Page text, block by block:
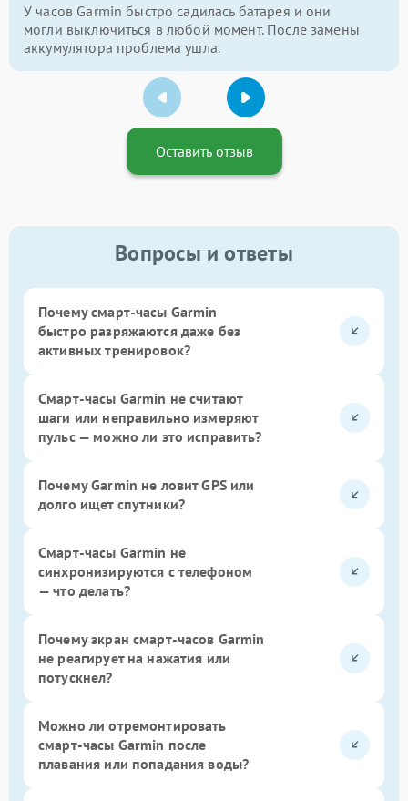
У часов Garmin быстро садилась батарея и они
могли выключиться в любой момент. После замены
аккумулятора проблема ушла.
Оставить отзыв
Вопросы и ответы
Почему смарт-часы Garmin
быстро разряжаются даже без
активных тренировок?
Смарт-часы Garmin не считают
шаги или неправильно измеряют
пульс — можно ли это исправить?
Почему Garmin не ловит GPS или
долго ищет спутники?
Смарт-часы Garmin не
синхронизируются с телефоном
— что делать?
Почему экран смарт-часов Garmin
не реагирует на нажатия или
потускнел?
Можно ли отремонтировать
смарт-часы Garmin после
плавания или попадания воды?